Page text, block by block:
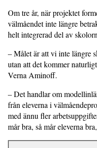
Om tre år, när projektet
välmåendet inte längre
helt integrerad del av
– Målet är att vi inte längre
utan att det kommer
Verna Aminoff.
– Det handlar om
från eleverna i
med ännu fler
mår bra, så mår eleverna